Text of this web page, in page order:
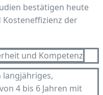
bestätigen heute
der
und Kompetenz
4 bis 6 Jahren mit